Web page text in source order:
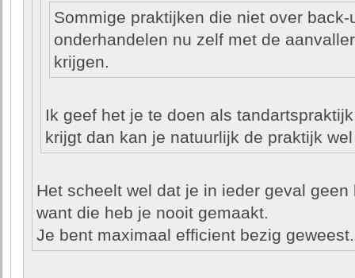
Sommige praktijken die niet over
onderhandelen nu zelf met de
krijgen.
Ik geef het je te doen als
krijgt dan kan je natuurlijk de praktijk
Het scheelt wel dat je in ieder geval
want die heb je nooit gemaakt.
Je bent maximaal efficient bezig